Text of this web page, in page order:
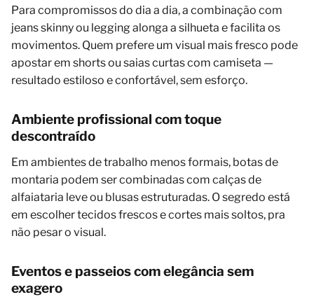
Para compromissos do dia a dia, a combinação com
jeans skinny ou legging alonga a silhueta e facilita os
movimentos. Quem prefere um visual mais fresco pode
apostar em shorts ou saias curtas com camiseta —
resultado estiloso e confortável, sem esforço.
Ambiente profissional com toque
descontraído
Em ambientes de trabalho menos formais, botas de
montaria podem ser combinadas com calças de
alfaiataria leve ou blusas estruturadas. O segredo está
em escolher tecidos frescos e cortes mais soltos, pra
não pesar o visual.
Eventos e passeios com elegância sem
exagero